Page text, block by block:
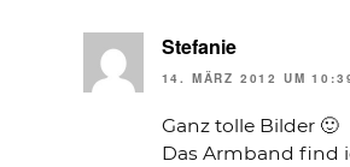
Stefanie
14. MÄRZ 2012 UM
Ganz tolle Bilder 🙂
Das Armband find